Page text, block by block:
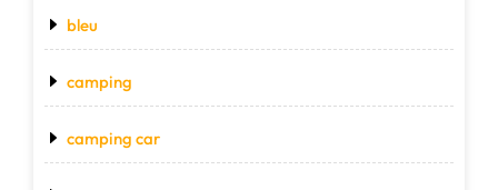
bleu
camping
camping car